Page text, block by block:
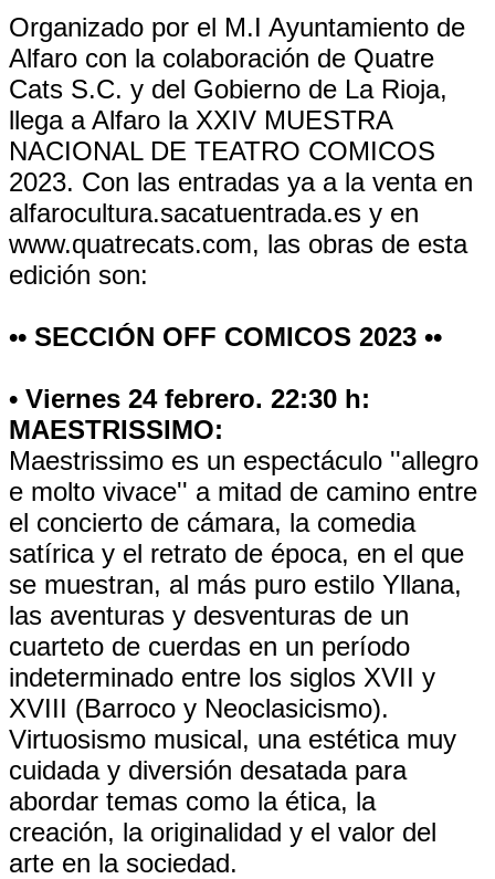
Organizado por el M.I Ayuntamiento de
Alfaro con la colaboración de Quatre
Cats S.C. y del Gobierno de La Rioja,
llega a Alfaro la XXIV MUESTRA
NACIONAL DE TEATRO COMICOS
2023. Con las entradas ya a la venta en
alfarocultura.sacatuentrada.es y en
www.quatrecats.com, las obras de esta
edición son:
•• SECCIÓN OFF COMICOS 2023 ••
• Viernes 24 febrero. 22:30 h:
MAESTRISSIMO:
Maestrissimo es un espectáculo ''allegro
e molto vivace'' a mitad de camino entre
el concierto de cámara, la comedia
satírica y el retrato de época, en el que
se muestran, al más puro estilo Yllana,
las aventuras y desventuras de un
cuarteto de cuerdas en un período
indeterminado entre los siglos XVII y
XVIII (Barroco y Neoclasicismo).
Virtuosismo musical, una estética muy
cuidada y diversión desatada para
abordar temas como la ética, la
creación, la originalidad y el valor del
arte en la sociedad.